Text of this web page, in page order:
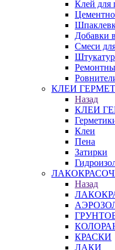
Клей для
Добавки
Смеси
КЛЕИ
Назад
КЛЕИ
Клеи
Пена
Затирки
Назад
КРАСКИ
ЛАКИ